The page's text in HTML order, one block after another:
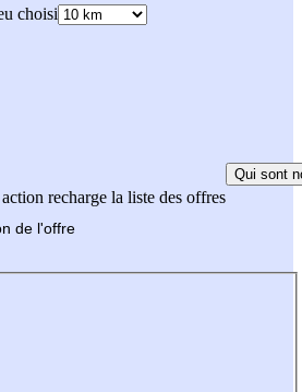
choisi
recharge la liste des offres
Qui sont
de l'offre